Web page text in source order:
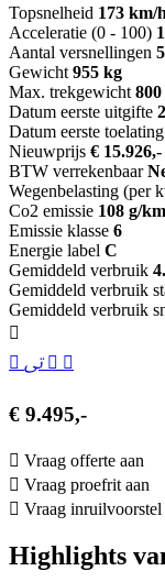
Topsnelheid 173 km/h
Acceleratie (0 - 100)
Aantal versnellingen 5
Gewicht 955 kg
Max. trekgewicht
Datum eerste uitgifte
Datum eerste toelating
Nieuwprijs € 15.926,-
BTW verrekenbaar
Wegenbelasting (per
Co2 emissie 108 g/km
Emissie klasse 6
Energie label C
Gemiddeld verbruik
Gemiddeld verbruik
Gemiddeld verbruik
€ 9.495,-
Vraag offerte aan
Vraag proefrit aan
Vraag inruilvoorstel
Highlights